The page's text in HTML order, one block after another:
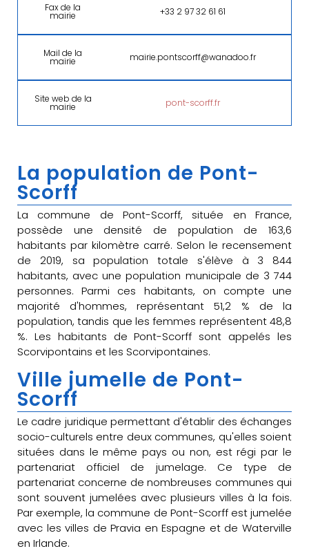
Fax de la
mairie +33 2 97 32 61 61
Mail de la
mairie mairie.pontscorff@wanadoo.fr
Site web de la
mairie pont-scorff.fr
La population de Pont-
Scorff
La commune de Pont-Scorff, située en France,
possède une densité de population de 163,6
habitants par kilomètre carré. Selon le recensement
de 2019, sa population totale s'élève à 3 844
habitants, avec une population municipale de 3 744
personnes. Parmi ces habitants, on compte une
majorité d'hommes, représentant 51,2 % de la
population, tandis que les femmes représentent 48,8
%. Les habitants de Pont-Scorff sont appelés les
Scorvipontains et les Scorvipontaines.
Ville jumelle de Pont-
Scorff
Le cadre juridique permettant d'établir des échanges
socio-culturels entre deux communes, qu'elles soient
situées dans le même pays ou non, est régi par le
partenariat officiel de jumelage. Ce type de
partenariat concerne de nombreuses communes qui
sont souvent jumelées avec plusieurs villes à la fois.
Par exemple, la commune de Pont-Scorff est jumelée
avec les villes de Pravia en Espagne et de Waterville
en Irlande.